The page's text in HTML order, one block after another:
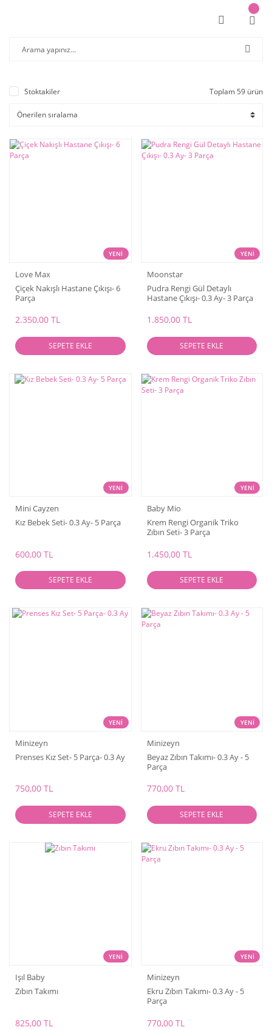
Stoktakiler Toplam 59 ürün
YENİ
Love Max
Çiçek Nakışlı Hastane Çıkışı- 6
Parça
2.350,00 TL
SEPETE EKLE
YENİ
Moonstar
Pudra Rengi Gül Detaylı
Hastane Çıkışı- 0.3 Ay- 3 Parça
1.850,00 TL
SEPETE EKLE
YENİ
Mini Cayzen
Kız Bebek Seti- 0.3 Ay- 5 Parça
600,00 TL
SEPETE EKLE
YENİ
Baby Mio
Krem Rengi Organik Triko
Zıbın Seti- 3 Parça
1.450,00 TL
SEPETE EKLE
YENİ
Minizeyn
Prenses Kız Set- 5 Parça- 0.3 Ay
750,00 TL
SEPETE EKLE
YENİ
Minizeyn
Beyaz Zıbın Takımı- 0.3 Ay - 5
Parça
770,00 TL
SEPETE EKLE
YENİ
Işıl Baby
Zıbın Takımı
825,00 TL
YENİ
Minizeyn
Ekru Zıbın Takımı- 0.3 Ay - 5
Parça
770,00 TL